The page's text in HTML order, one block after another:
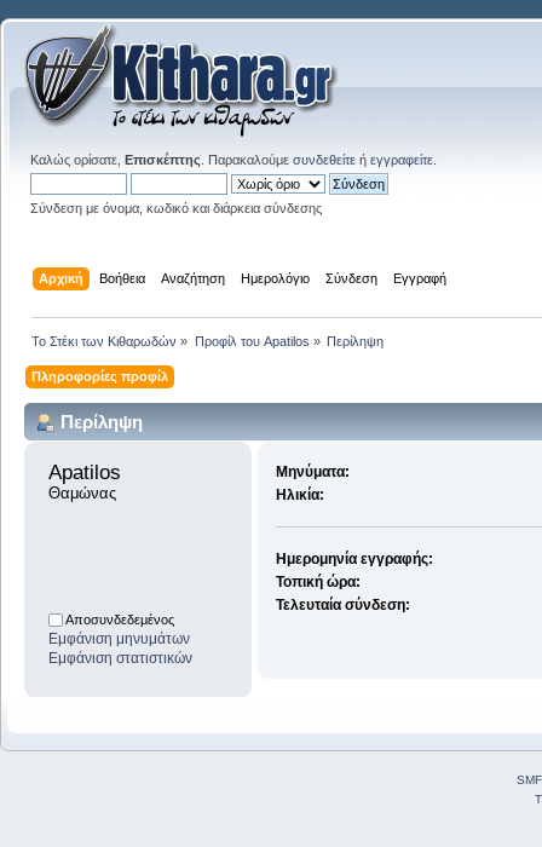
Καλώς ορίσατε, Επισκέπτης . Παρακαλούμε συνδεθείτε ή εγγραφείτε
Σύνδεση με όνομα, κωδικό και διάρκεια σύνδεσης
Αρχική Βοήθεια Αναζήτηση Ημερολόγιο Σύνδεση Εγγραφή
Το Στέκι των Κιθαρωδών » Προφίλ του Apatilos » Περίληψη
Πληροφορίες προφίλ
Περίληψη
Apatilos
Θαμώνας
Αποσυνδεδεμένος
Εμφάνιση μηνυμάτων
Εμφάνιση στατιστικών
Μηνύματα:
Ηλικία:
Ημερομηνία εγγραφής:
Τοπική ώρα:
Τελευταία σύνδεση: